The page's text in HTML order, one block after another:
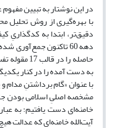
در این نوشتار به تبیین
با بهره‌گیری از روش تحلیل
دقیق‌تر، ابتدا به کدگذاریِ
حاصله را
به دست آمده را در کنار
با عنوان «گام برداشتنِ مدام
مشخصه اصلیِ اسلامی بودن
خامنه‌ای دست یافتیم؛ به
آیت‌الله خامنه‌ای که عدالت